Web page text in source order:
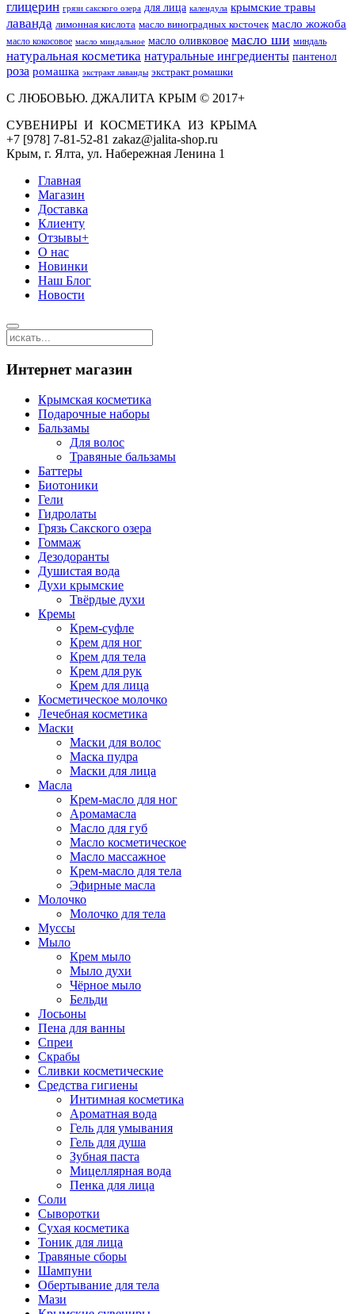
глицерин грязи сакского озера для лица календула крымские травы
лаванда лимонная кислота масло виноградных косточек масло жожоба
масло кокосовое масло миндальное масло оливковое масло ши миндаль
натуральная косметика натуральные ингредиенты пантенол
роза ромашка экстракт лаванды экстракт ромашки
С ЛЮБОВЬЮ. ДЖАЛИТА КРЫМ © 2017+
СУВЕНИРЫ И КОСМЕТИКА ИЗ КРЫМА
+7 [978] 7-81-52-81 zakaz@jalita-shop.ru
Крым, г. Ялта, ул. Набережная Ленина 1
Главная
Магазин
Доставка
Клиенту
Отзывы+
О нас
Новинки
Наш Блог
Новости
Интернет магазин
Крымская косметика
Подарочные наборы
Бальзамы
Для волос
Травяные бальзамы
Баттеры
Биотоники
Гели
Гидролаты
Грязь Сакского озера
Гоммаж
Дезодоранты
Душистая вода
Духи крымские
Твёрдые духи
Кремы
Крем-суфле
Крем для ног
Крем для тела
Крем для рук
Крем для лица
Косметическое молочко
Лечебная косметика
Маски
Маски для волос
Маска пудра
Маски для лица
Масла
Крем-масло для ног
Аромамасла
Масло для губ
Масло косметическое
Масло массажное
Крем-масло для тела
Эфирные масла
Молочко
Молочко для тела
Муссы
Мыло
Крем мыло
Мыло духи
Чёрное мыло
Бельди
Лосьоны
Пена для ванны
Спреи
Скрабы
Сливки косметические
Средства гигиены
Интимная косметика
Ароматная вода
Гель для умывания
Гель для душа
Зубная паста
Мицеллярная вода
Пенка для лица
Соли
Сыворотки
Сухая косметика
Тоник для лица
Травяные сборы
Шампуни
Обертывание для тела
Мази